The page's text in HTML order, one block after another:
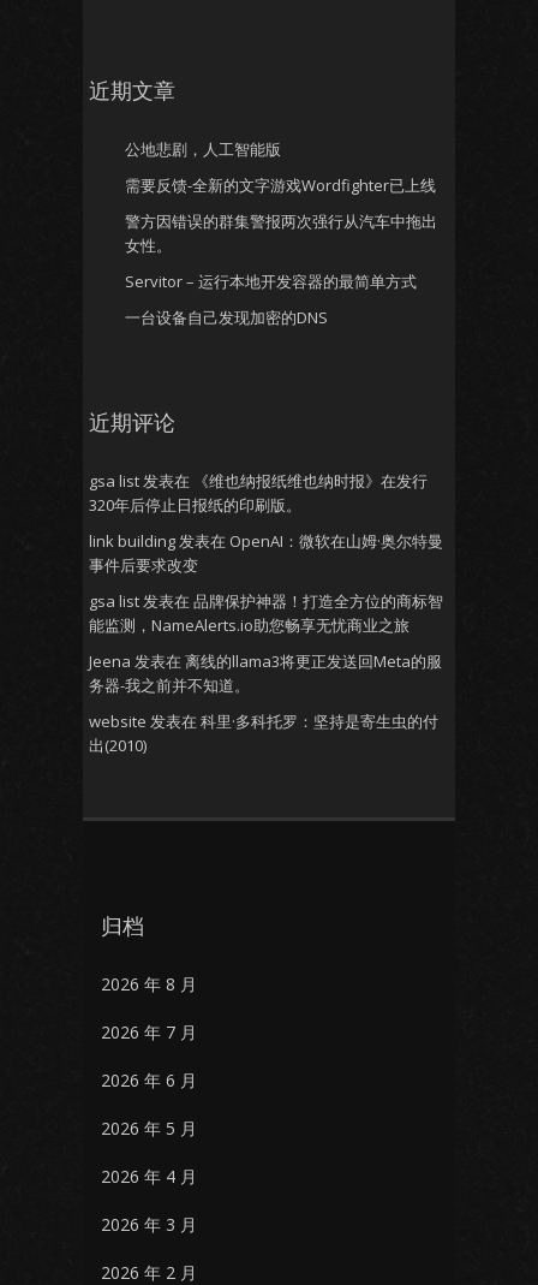
近期文章
公地悲剧，人工智能版
需要反馈-全新的文字游戏Wordfighter已上线
警方因错误的群集警报两次强行从汽车中拖出
女性。
Servitor – 运行本地开发容器的最简单方式
一台设备自己发现加密的DNS
近期评论
gsa list发表在
《维也纳报纸维也纳时报》在发行
320年后停止日报纸的印刷版。
link building发表在 OpenAI：微软在山姆·奥尔特曼
事件后要求改变
gsa list发表在 品牌保护神器！打造全方位的商标智
能监测，NameAlerts.io助您畅享无忧商业之旅
Jeena 发表在 离线的llama3将更正发送回Meta的服
务器-我之前并不知道。
website 发表在 科里·多科托罗：坚持是寄生虫的付
出(2010)
归档
2026 年 8 月
2026 年 7 月
2026 年 6 月
2026 年 5 月
2026 年 4 月
2026 年 3 月
2026 年 2 月